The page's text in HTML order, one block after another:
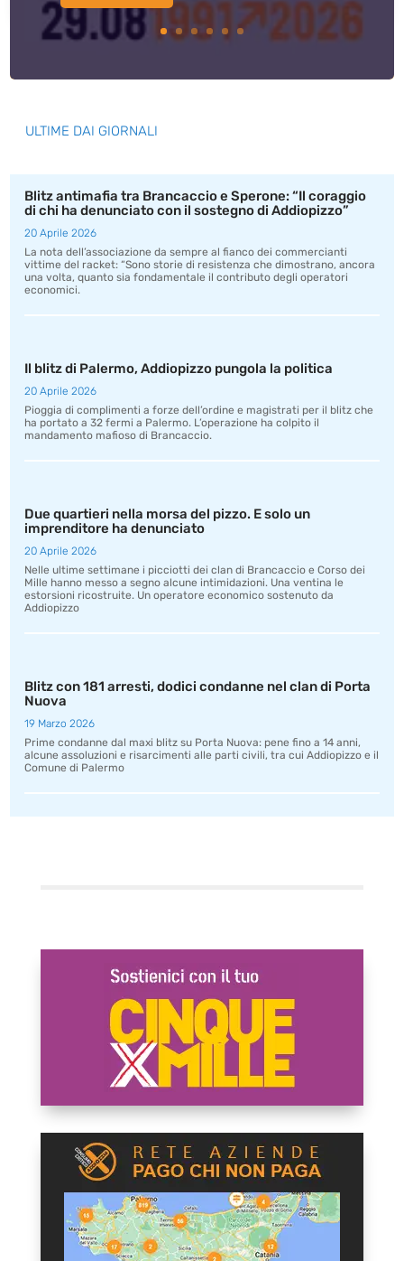
ULTIME DAI GIORNALI
Blitz antimafia tra Brancaccio e Sperone: “Il coraggio
di chi ha denunciato con il sostegno di Addiopizzo”
20 Aprile 2026
La nota dell’associazione da sempre al fianco dei commercianti
vittime del racket: “Sono storie di resistenza che dimostrano, ancora
una volta, quanto sia fondamentale il contributo degli operatori
economici.
Il blitz di Palermo, Addiopizzo pungola la politica
20 Aprile 2026
Pioggia di complimenti a forze dell’ordine e magistrati per il blitz che
ha portato a 32 fermi a Palermo. L’operazione ha colpito il
mandamento mafioso di Brancaccio.
Due quartieri nella morsa del pizzo. E solo un
imprenditore ha denunciato
20 Aprile 2026
Nelle ultime settimane i picciotti dei clan di Brancaccio e Corso dei
Mille hanno messo a segno alcune intimidazioni. Una ventina le
estorsioni ricostruite. Un operatore economico sostenuto da
Addiopizzo
Blitz con 181 arresti, dodici condanne nel clan di Porta
Nuova
19 Marzo 2026
Prime condanne dal maxi blitz su Porta Nuova: pene fino a 14 anni,
alcune assoluzioni e risarcimenti alle parti civili, tra cui Addiopizzo e il
Comune di Palermo